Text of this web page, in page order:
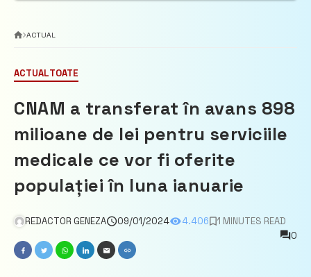
ACTUAL
ACTUALTOATE
CNAM a transferat în avans 898
milioane de lei pentru serviciile
medicale ce vor fi oferite
populației în luna ianuarie
REDACTOR GENEZA 09/01/2024 4.406
1 MINUTES READ
0